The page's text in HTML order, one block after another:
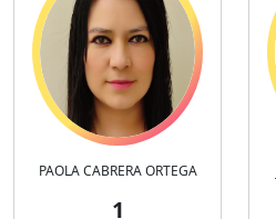
PAOLA CABRERA ORTEGA
1